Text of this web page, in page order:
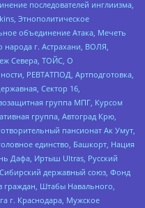
последователей инглиизма,
Этнополитическое
объединение Атака, Мечеть
г. Астрахани, ВОЛЯ,
Севера, ТОЙС, О
РЕВТАТПОД, Артподготовка,
Сектор 16,
группа МПГ, Курсом
группа, Автоград Крю,
пансионат Ак Умут,
единство, Башкорт, Нация
Дафа, Иртыш Ultras, Русский
державный союз, Фонд
Штабы Навального,
г. Краснодара, Мужское